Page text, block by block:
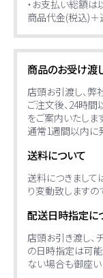
・お支払い総額は
商品代金(税込)＋
商品のお受け渡
店頭お引渡し、弊
ご注文後、24時間
をご案内いたしま
通常1週間以内に
送料について
送料につきまして
り変動致しますの
配送日時指定に
店頭お引き渡し
の日時指定は可
ない場合も御座い